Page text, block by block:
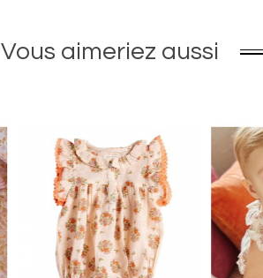
Vous aimeriez aussi